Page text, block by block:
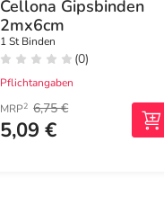
Cellona Gipsbinden
2mx6cm
1 St Binden
(0)
Pflichtangaben
MRP2 6,75 €
5,09 €